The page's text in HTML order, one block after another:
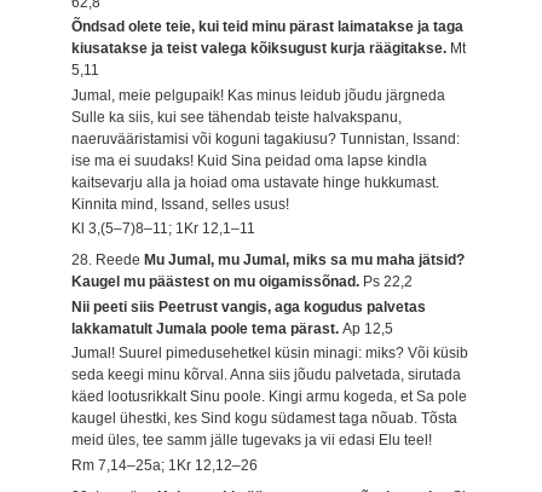
Õndsad olete teie, kui teid minu pärast laimatakse ja taga
kiusatakse ja teist valega kõiksugust kurja räägitakse. Mt
5,11
Jumal, meie pelgupaik! Kas minus leidub jõudu järgneda
Sulle ka siis, kui see tähendab teiste halvakspanu,
naeruvääristamisi või koguni tagakiusu? Tunnistan, Issand:
ise ma ei suudaks! Kuid Sina peidad oma lapse kindla
kaitsevarju alla ja hoiad oma ustavate hinge hukkumast.
Kinnita mind, Issand, selles usus!
Kl 3,(5–7)8–11; 1Kr 12,1–11
28. Reede Mu Jumal, mu Jumal, miks sa mu maha jätsid?
Kaugel mu päästest on mu oigamissõnad. Ps 22,2
Nii peeti siis Peetrust vangis, aga kogudus palvetas
lakkamatult Jumala poole tema pärast.Ap 12,5
Jumal! Suurel pimedusehetkel küsin minagi: miks? Või küsib
seda keegi minu kõrval. Anna siis jõudu palvetada, sirutada
käed lootusrikkalt Sinu poole. Kingi armu kogeda, et Sa pole
kaugel ühestki, kes Sind kogu südamest taga nõuab. Tõsta
meid üles, tee samm jälle tugevaks ja vii edasi Elu teel!
Rm 7,14–25a; 1Kr 12,12–26